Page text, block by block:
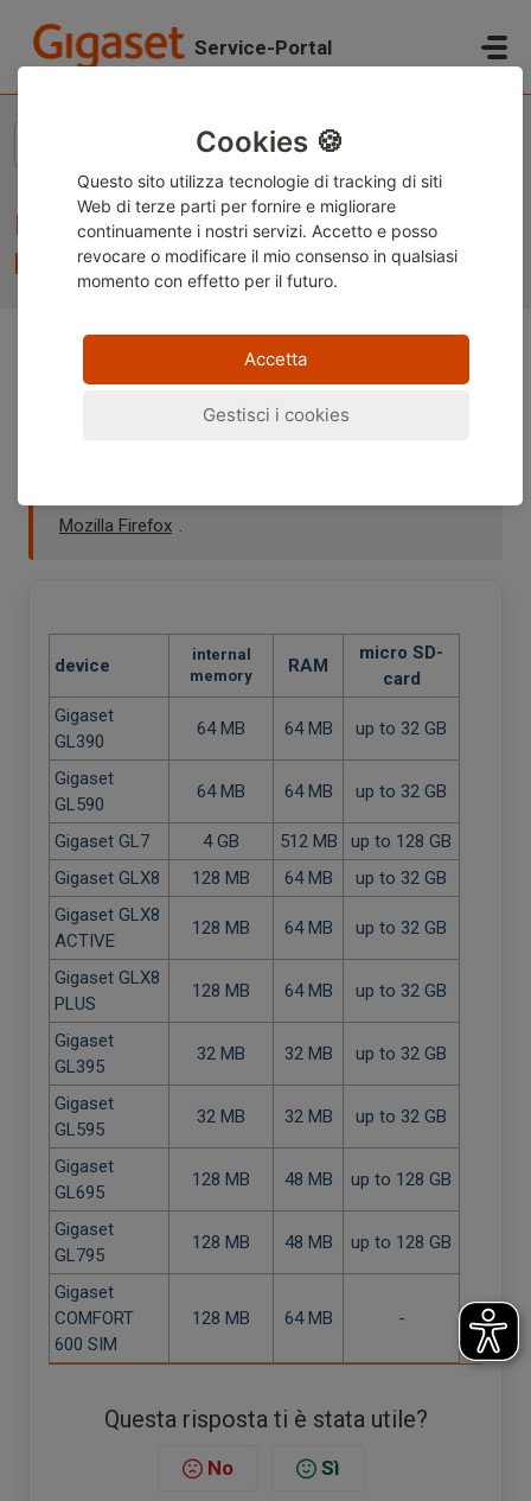
Service-Portal
Internal memory / RAM Gigaset mobile
phone
Questo contenuto è attualmente disponibile solo
traduzione integrata del browser per visualizzare la
Mozilla Firefox .
device
internal
memory
RAM
micro SD-
card
Gigaset
GL390
64 MB 64 MB up to 32 GB
Gigaset
GL590
64 MB 64 MB up to 32 GB
Gigaset GL7 4 GB 512 MB
up to 128 GB
Gigaset GLX8
128 MB 64 MB
up to 32 GB
Gigaset GLX8
ACTIVE
128 MB 64 MB up to 32 GB
Gigaset GLX8
PLUS
128 MB 64 MB up to 32 GB
Gigaset
GL395
32 MB 32 MB up to 32 GB
Gigaset
GL595
32 MB 32 MB up to 32 GB
Gigaset
GL695
128 MB 48 MB up to 128 GB
Gigaset
GL795
128 MB 48 MB up to 128 GB
Gigaset
COMFORT
600 SIM
128 MB 64 MB -
Questa risposta ti è stata utile?
No Sì
Cookies 🍪
Questo sito utilizza tecnologie di tracking di siti
Web di terze parti per fornire e migliorare
continuamente i nostri servizi. Accetto e posso
revocare o modificare il mio consenso in qualsiasi
momento con effetto per il futuro.
Accetta
Gestisci i cookies